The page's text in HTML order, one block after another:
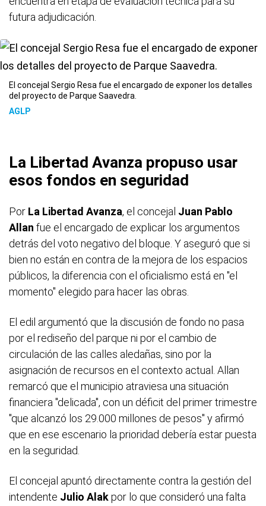
futura adjudicación.
El concejal Sergio Resa fue el encargado de exponer los detalles
del proyecto de Parque Saavedra.
AGLP
La Libertad Avanza propuso usar
esos fondos en seguridad
Por La Libertad Avanza, el concejal Juan Pablo
Allan fue el encargado de explicar los argumentos
detrás del voto negativo del bloque. Y aseguró que si
bien no están en contra de la mejora de los espacios
públicos, la diferencia con el oficialismo está en "el
momento" elegido para hacer las obras.
El edil argumentó que la discusión de fondo no pasa
por el rediseño del parque ni por el cambio de
circulación de las calles aledañas, sino por la
asignación de recursos en el contexto actual. Allan
remarcó que el municipio atraviesa una situación
financiera "delicada", con un déficit del primer trimestre
"que alcanzó los 29.000 millones de pesos" y afirmó
que en ese escenario la prioridad debería estar puesta
en la seguridad.
El concejal apuntó directamente contra la gestión del
intendente Julio Alakpor lo que consideró una falta